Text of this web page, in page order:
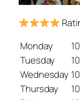
Monday
Tuesday
Wednesday
Thursday